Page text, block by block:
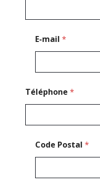
E-mail *
Téléphone *
Code Postal *